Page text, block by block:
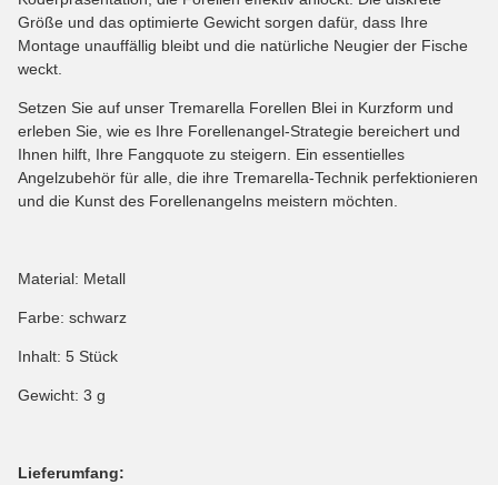
Größe und das optimierte Gewicht sorgen dafür, dass Ihre
Montage unauffällig bleibt und die natürliche Neugier der Fische
weckt.
Setzen Sie auf unser Tremarella Forellen Blei in Kurzform und
erleben Sie, wie es Ihre Forellenangel-Strategie bereichert und
Ihnen hilft, Ihre Fangquote zu steigern. Ein essentielles
Angelzubehör für alle, die ihre Tremarella-Technik perfektionieren
und die Kunst des Forellenangelns meistern möchten.
Material: Metall
Farbe: schwarz
Inhalt: 5 Stück
Gewicht: 3 g
Lieferumfang: